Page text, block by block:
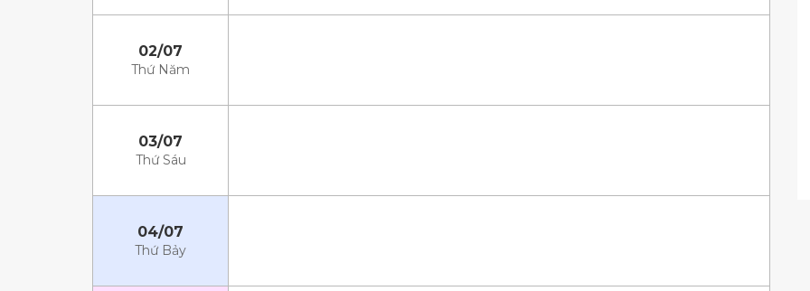
02/07
Thứ Năm
03/07
Thứ Sáu
04/07
Thứ Bảy